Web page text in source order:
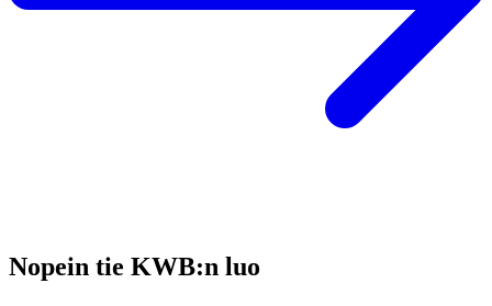
Nopein tie KWB:n luo